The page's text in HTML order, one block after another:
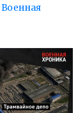
Военная